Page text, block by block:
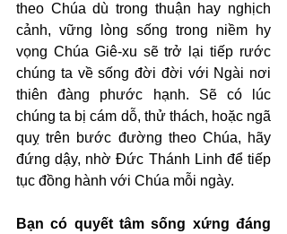
theo Chúa dù trong thuận hay nghịch
cảnh, vững lòng sống trong niềm hy
vọng Chúa Giê-xu sẽ trở lại tiếp rước
chúng ta về sống đời đời với Ngài nơi
thiên đàng phước hạnh. Sẽ có lúc
chúng ta bị cám dỗ, thử thách, hoặc ngã
quỵ trên bước đường theo Chúa, hãy
đứng dậy, nhờ Đức Thánh Linh để tiếp
tục đồng hành với Chúa mỗi ngày.
Bạn có quyết tâm sống xứng đáng